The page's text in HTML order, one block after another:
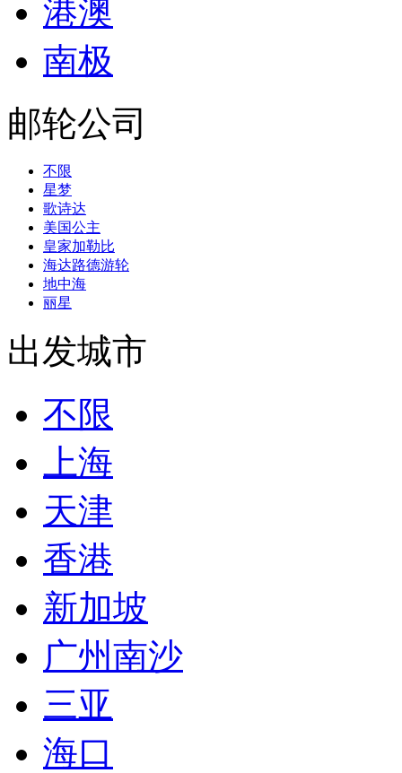
港澳
南极
邮轮公司
不限
星梦
歌诗达
美国公主
皇家加勒比
海达路德游轮
地中海
丽星
出发城市
不限
上海
天津
香港
新加坡
广州南沙
三亚
海口